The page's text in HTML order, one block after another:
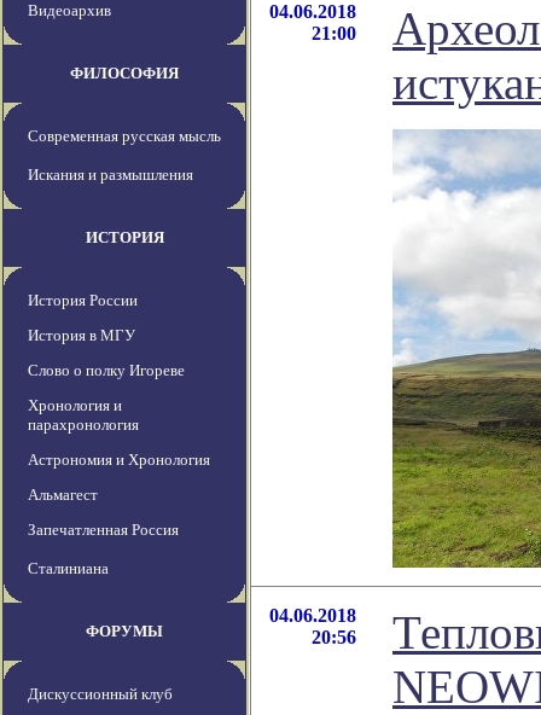
Видеоархив
ФИЛОСОФИЯ
Современная русская мысль
Искания и размышления
ИСТОРИЯ
История России
История в МГУ
Слово о полку Игореве
Хронология и
парахронология
Астрономия и Хронология
Альмагест
Запечатленная Россия
Сталиниана
ФОРУМЫ
Дискуссионный клуб
04.06.2018
21:00
04.06.2018
20:56